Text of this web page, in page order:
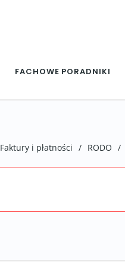
FACHOWE PORADNIKI
Faktury i płatności / RODO /